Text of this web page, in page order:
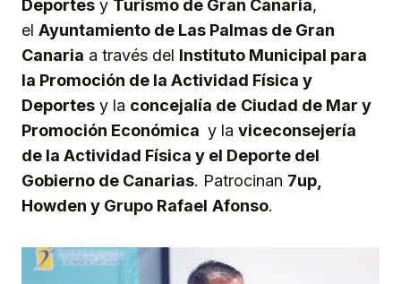
Deportes y Turismo de Gran Canaria,
el Ayuntamiento de Las Palmas de Gran
Canaria a través del Instituto Municipal para
la Promoción de la Actividad Física y
Deportes y la concejalía de Ciudad de Mar y
Promoción Económica y la viceconsejería
de la Actividad Física y el Deporte del
Gobierno de Canarias. Patrocinan 7up,
Howden y Grupo Rafael Afonso.